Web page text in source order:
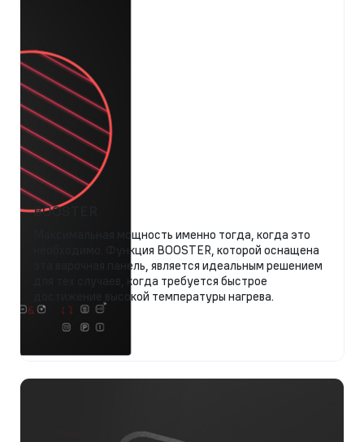
BOOSTER
Максимальная мощность именно тогда, когда это
необходимо. Функция BOOSTER, которой оснащена
эта варочная панель, является идеальным решением
для тех случаев, когда требуется быстрое
достижение высокой температуры нагрева.